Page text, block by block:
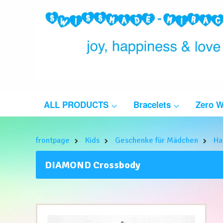
ALL PRODUCTS Bracelets Zero
frontpage Kids Geschenke für Mädchen
DIAMOND Crossbody